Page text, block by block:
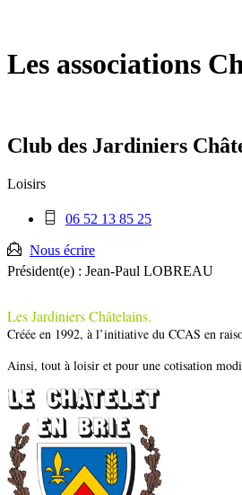
Les associations
Club des Jardiniers
Loisirs
Téléphone
:
06 52 13 85 25
Nous écrire
Président(e) : Jean-Paul LOBREAU
Les Jardiniers Châtelains.
Créée en 1992, à l’initiative du CCAS en
Ainsi, tout à loisir et pour une cotisation